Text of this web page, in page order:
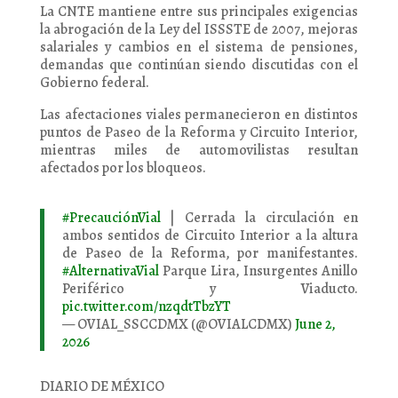
La CNTE mantiene entre sus principales exigencias
la abrogación de la Ley del ISSSTE de 2007, mejoras
salariales y cambios en el sistema de pensiones,
demandas que continúan siendo discutidas con el
Gobierno federal.
Las afectaciones viales permanecieron en distintos
puntos de Paseo de la Reforma y Circuito Interior,
mientras miles de automovilistas resultan
afectados por los bloqueos.
#PrecauciónVial| Cerrada la circulación en
ambos sentidos de Circuito Interior a la altura
de Paseo de la Reforma, por manifestantes.
#AlternativaVialParque Lira, Insurgentes Anillo
Periférico y Viaducto.
pic.twitter.com/nzqdtTbzYT
— OVIAL_SSCCDMX (@OVIALCDMX)June 2,
2026
DIARIO DE MÉXICO